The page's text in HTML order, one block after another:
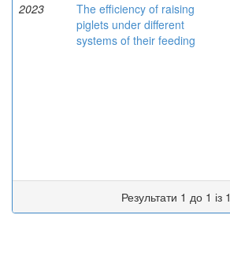
2023
The efficiency of raising
piglets under different
systems of their feeding
Результати 1 до 1 із 1